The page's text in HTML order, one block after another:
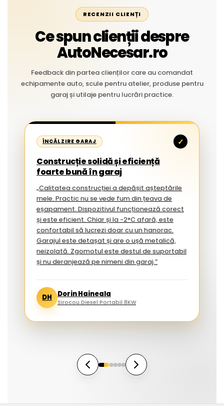
RECENZII CLIENȚI
Ce spun clienții despre
AutoNecesar.ro
Feedback din partea clienților care au comandat
echipamente auto, scule pentru atelier, produse pentru
garaj și utilaje pentru lucrări practice.
ÎNCĂLZIRE GARAJ ✓
Construcție solidă și eficiență
foarte bună în garaj
„Calitatea construcției a depășit așteptările
mele. Practic nu se vede fum din țeava de
eșapament. Dispozitivul funcționează corect
și este eficient. Chiar și la -2°C afară, este
confortabil să lucrezi doar cu un hanorac.
Garajul este detașat și are o ușă metalică,
neizolată. Zgomotul este destul de suportabil
și nu deranjează pe nimeni din garaj.”
DH Dorin Haineala
Sirocou Diesel Portabil 8KW